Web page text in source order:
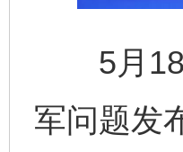
5月18
军问题发